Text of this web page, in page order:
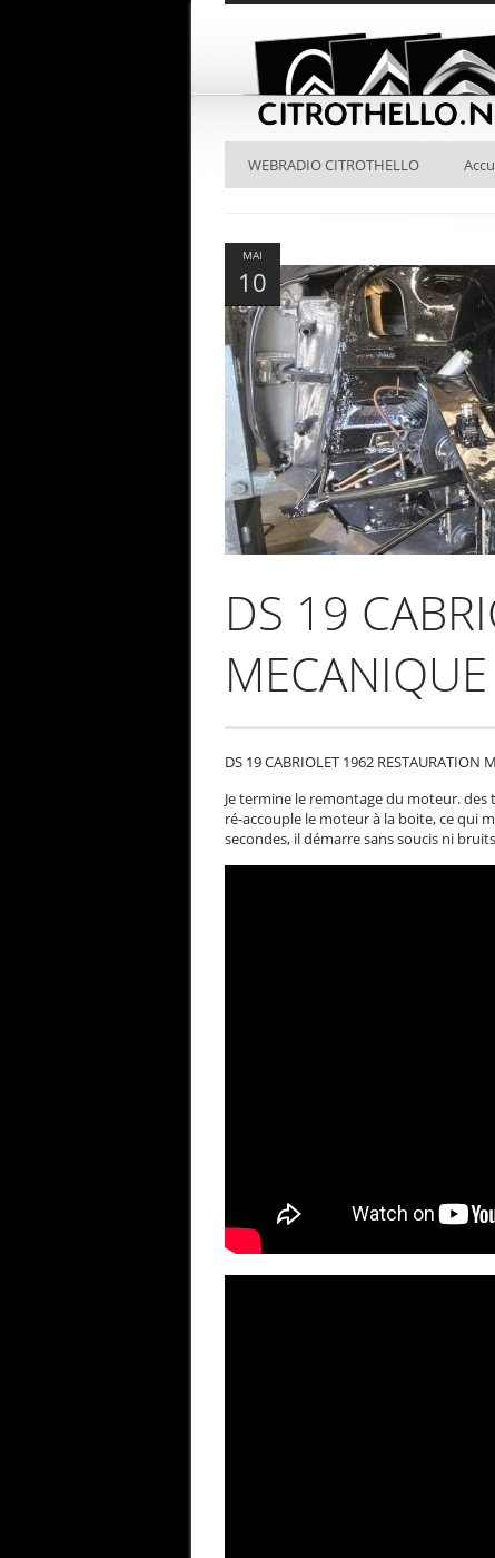
WEBRADIO CITROTHELLO
MAI
10
DS 19
DS 19 CABRIOLET 1962 RESTAURATION
Je termine le remontage du moteur.
ré-accouple le moteur à la boite, ce qui
secondes, il démarre sans soucis ni